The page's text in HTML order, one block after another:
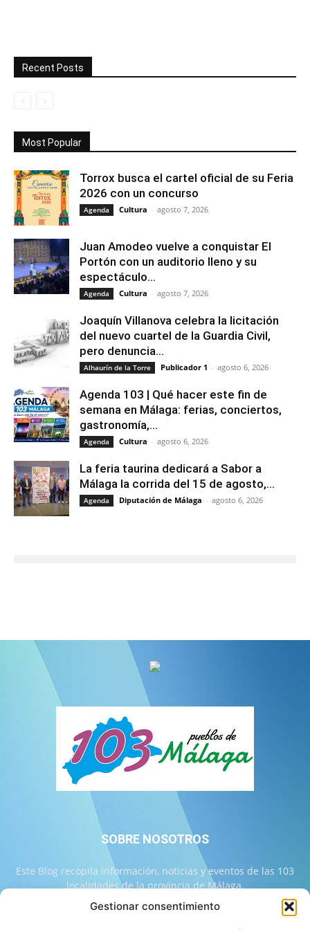
Gestionar consentimiento
Recent Posts
Most Popular
Torrox busca el cartel oficial de su Feria
2026 con un concurso
Agenda Cultura - agosto 7, 2026
Juan Amodeo vuelve a conquistar El
Portón con un auditorio lleno y su
espectáculo...
Agenda Cultura - agosto 7, 2026
Joaquín Villanova celebra la licitación
del nuevo cuartel de la Guardia Civil,
pero denuncia...
Alhaurín de la Torre Publicador 1 - agosto 6, 2026
Agenda 103 | Qué hacer este fin de
semana en Málaga: ferias, conciertos,
gastronomía,...
Agenda Cultura - agosto 6, 2026
La feria taurina dedicará a Sabor a
Málaga la corrida del 15 de agosto,...
Agenda Diputación de Málaga - agosto 6, 2026
SOBRE NOSOTROS
Este Blog recopila información, noticias y eventos de las 103
localidades de la provincia de Málaga.
Contáctanos: info@103malaga.com